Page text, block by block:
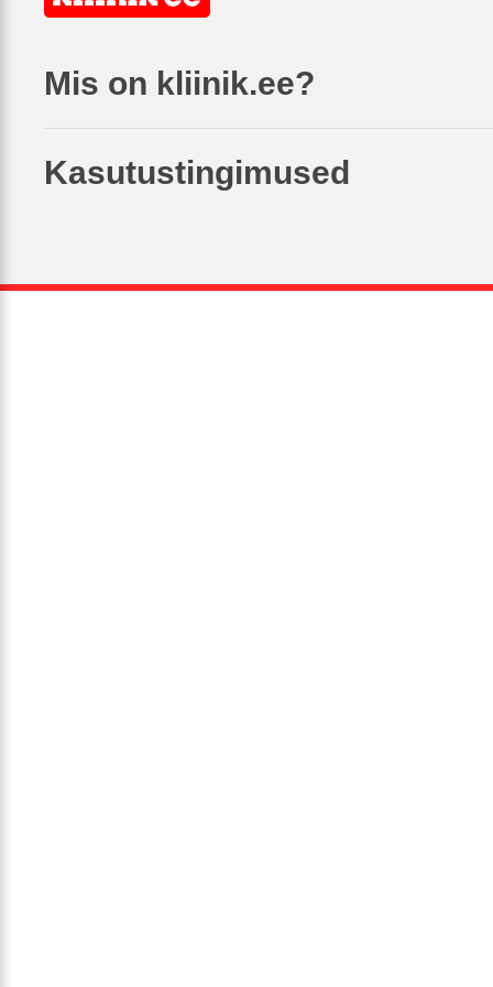
Mis on kliinik.ee?
Kasutustingimused